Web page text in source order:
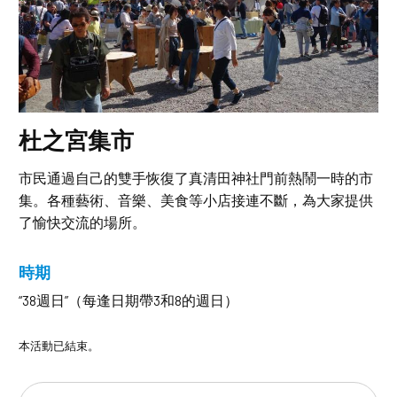
杜之宮集市
市民通過自己的雙手恢復了真清田神社門前熱鬧一時的市
集。各種藝術、音樂、美食等小店接連不斷，為大家提供
了愉快交流的場所。
時期
“38週日”（每逢日期帶3和8的週日）
本活動已結束。